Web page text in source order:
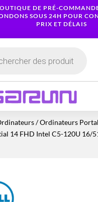
DE PRÉ-
SOUS 24H POUR
PRIX ET DÉLAIS
/Ordinateurs
14 FHD Intel C5-120U 16/
Ecrans
Serveur
NAS